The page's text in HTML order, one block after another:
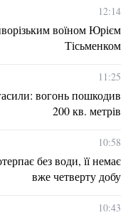
12:14
воїном Юрієм
Тісьменком
11:25
вогонь пошкодив
200 кв. метрів
10:58
без води, її немає
вже четверту добу
10:43